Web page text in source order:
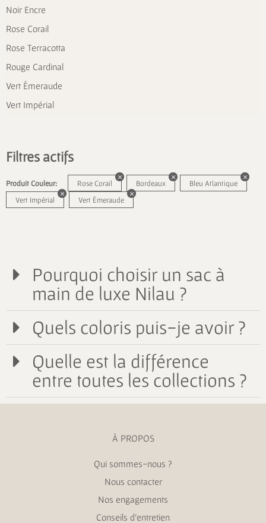
Noir Encre
Rose Corail
Rose Terracotta
Rouge Cardinal
Vert Émeraude
Vert Impérial
Filtres actifs
Produit Couleur: Rose Corail Bordeaux
Bleu Atlantique
Vert Impérial
Vert Émeraude
Pourquoi choisir un sac à
main de luxe Nilau ?
Quels coloris puis-je avoir ?
Quelle est la différence
entre toutes les collections ?
À PROPOS
Qui sommes-nous ?
Nous contacter
Nos engagements
Conseils d’entretien